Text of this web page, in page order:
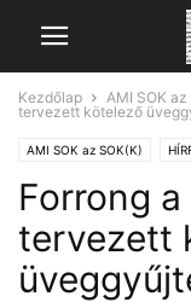
Kezdőlap AMI SOK az
tervezett kötelező
AMI SOK az SOK(K)
Forrong
tervezett